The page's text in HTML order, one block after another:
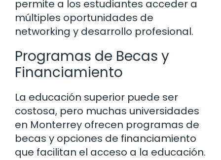
permite a los estudiantes acceder a
múltiples oportunidades de
networking y desarrollo profesional.
Programas de Becas y
Financiamiento
La educación superior puede ser
costosa, pero muchas universidades
en Monterrey ofrecen programas de
becas y opciones de financiamiento
que facilitan el acceso a la educación.